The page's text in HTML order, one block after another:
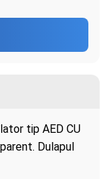
tip AED CU
Dulapul